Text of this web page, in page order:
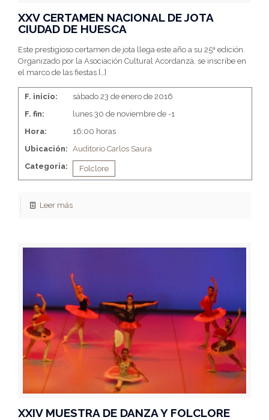
XXV CERTAMEN NACIONAL DE JOTA
CIUDAD DE HUESCA
Este prestigioso certamen de jota llega este año a su 25ª edición.
Organizado por la Asociación Cultural Acordanza, se inscribe en
el marco de las fiestas […]
F. inicio:
sábado 23 de enero de 2016
F. fin:
lunes 30 de noviembre de -1
Hora:
16:00 horas
Ubicación: Auditorio Carlos Saura
Categoria:
Folclore
Leer más
XXIV MUESTRA DE DANZA Y FOLCLORE